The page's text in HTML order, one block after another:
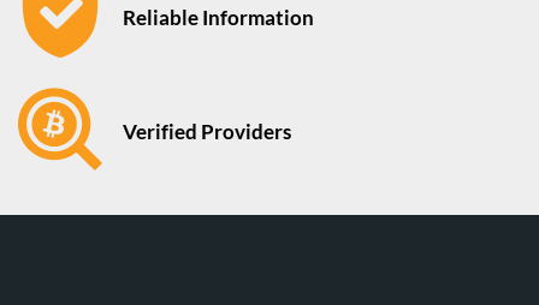
Reliable Information
Verified Providers